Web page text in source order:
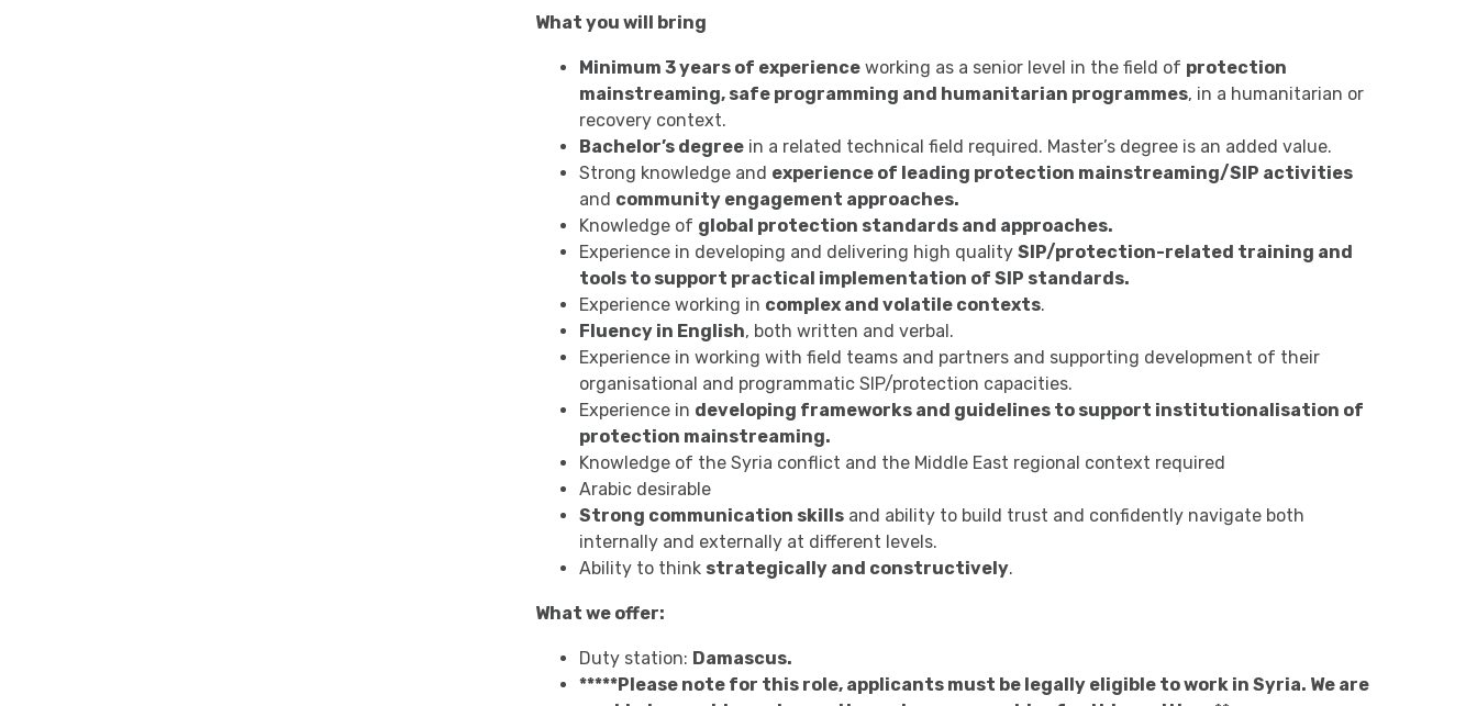
What you will bring
Minimum 3 years of experienceworking as a senior level in the field of protection
mainstreaming, safe programming and humanitarian programmes, in a humanitarian or
recovery context.
Bachelor’s degreein a related technical field required. Master’s degree is an added value.
Strong knowledge and experience of leading protection mainstreaming/SIP activities
and community engagement approaches.
Knowledge of global protection standards and approaches.
Experience in developing and delivering high quality SIP/protection-related training and
tools to support practical implementation of SIP standards.
Experience working in complex and volatile contexts.
Fluency in English, both written and verbal.
Experience in working with field teams and partners and supporting development of their
organisational and programmatic SIP/protection capacities.
Experience in developing frameworks and guidelines to support institutionalisation of
protection mainstreaming.
Knowledge of the Syria conflict and the Middle East regional context required
Arabic desirable
Strong communication skillsand ability to build trust and confidently navigate both
internally and externally at different levels.
Ability to think strategically and constructively.
What we offer:
Duty station: Damascus.
*****Please note for this role, applicants must be legally eligible to work in Syria. We are